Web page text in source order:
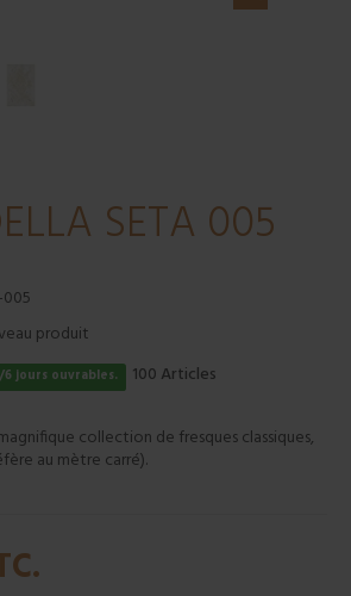
SETA 005
produit
jours ouvrables. 100 Articles
collection de fresques classiques,
au mètre carré).